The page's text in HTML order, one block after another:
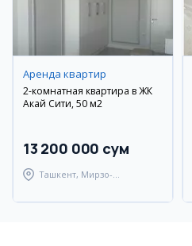
Аренда квартир
2-комнатная квартира в ЖК
Акай Сити, 50 м2
13 200 000 сум
Ташкент, Мирзо-